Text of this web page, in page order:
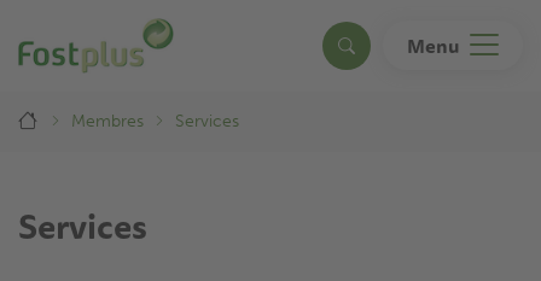
au
contenu
Search Menu
Breadcrumb
Membres Services
Services